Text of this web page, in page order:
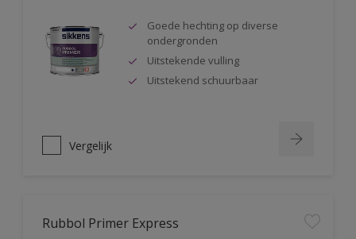
Goede hechting op diverse
ondergronden
Uitstekende vulling
Uitstekend schuurbaar
Vergelijk
Rubbol Primer Express